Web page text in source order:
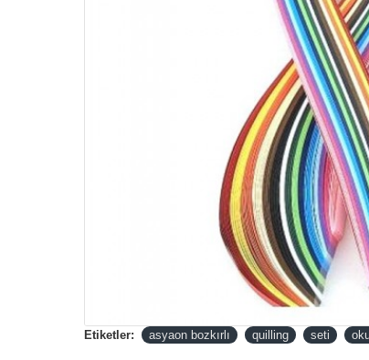
Etiketler: asyaon bozkırlı quilling seti